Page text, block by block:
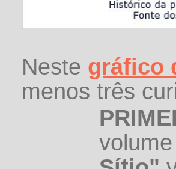
Neste gráfico
menos três